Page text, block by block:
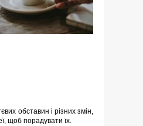
обставин і різних змін,
щоб порадувати їх.